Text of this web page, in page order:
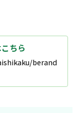
ちら
berand